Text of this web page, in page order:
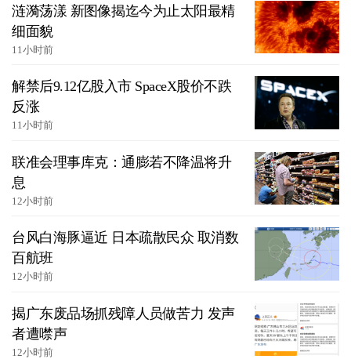
涟漪荡漾 新图像揭迄今为止太阳最精
细面貌
11小时前
解禁后9.12亿股入市 SpaceX股价不跌
反涨
11小时前
联准会理事库克：通膨若不降温将升
息
12小时前
台风白海豚逼近 日本疏散民众 取消数
百航班
12小时前
揭广东废品场抓残障人员做苦力 发声
者遭噤声
12小时前